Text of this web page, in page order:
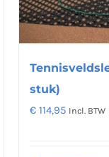
stuk)
€ 114,95 Incl. BTW